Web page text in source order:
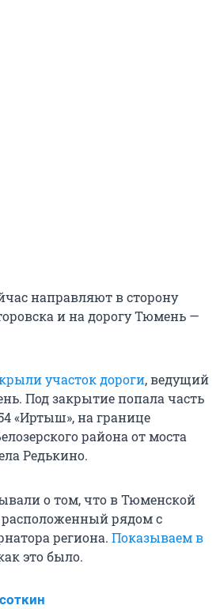
направляют в сторону
и на дорогу Тюмень —
участок дороги, ведущий
Под закрытие попала часть
«Иртыш», на границе
района от моста
Редькино.
о том, что в Тюменской
расположенный рядом с
региона. Показываем в
это было.